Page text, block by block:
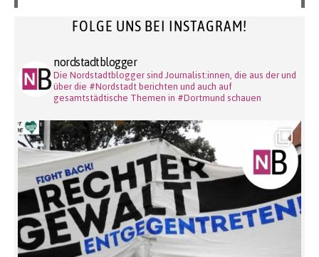
FOLGE UNS BEI INSTAGRAM!
nordstadtblogger
Die Nordstadtblogger sind Journalist:innen, die aus der und
über die #Nordstadt berichten und auch auf
gesamtstädtische Themen in #Dortmund schauen